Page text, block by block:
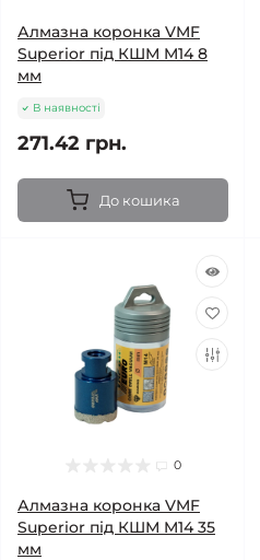
Алмазна коронка VMF
Superior під КШМ M14 8
мм
В наявності
271.42 грн.
До кошика
0
Алмазна коронка VMF
Superior під КШМ M14 35
мм